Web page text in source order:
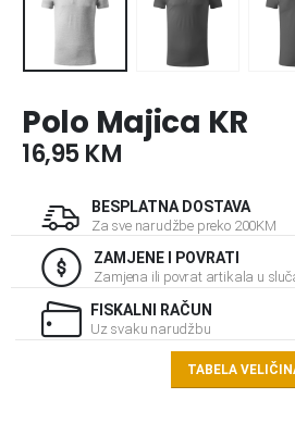
Polo Majica KR
16,95KM
BESPLATNA DOSTAVA
Za sve narudžbe preko 200KM
ZAMJENE I POVRATI
Zamjena ili povrat artikala u
FISKALNI RAČUN
Uz svaku narudžbu
TABELA